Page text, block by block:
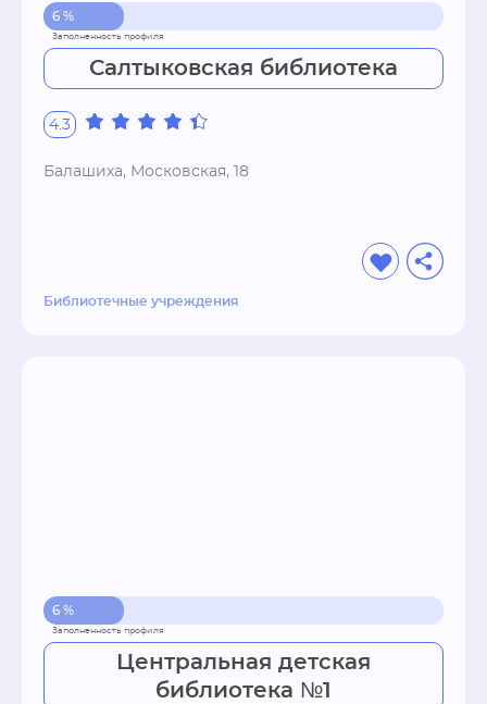
6 %
Салтыковская библиотека
4.3
Балашиха, Московская, 18
Библиотечные учреждения
6 %
Центральная детская
библиотека №1